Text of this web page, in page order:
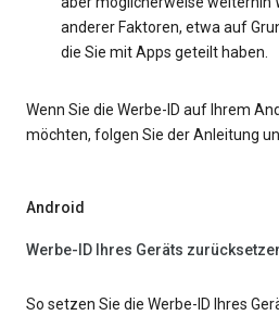
anderer Faktoren, etwa auf
die Sie mit Apps geteilt haben.
Wenn Sie die Werbe-ID auf Ihrem
möchten, folgen Sie der Anleitung
Android
Werbe-ID Ihres Geräts
So setzen Sie die Werbe-ID Ihres